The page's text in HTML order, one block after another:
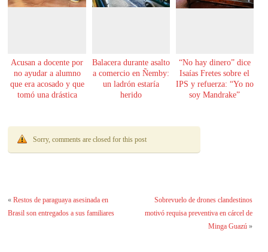
Acusan a docente por
no ayudar a alumno
que era acosado y que
tomó una drástica
Balacera durante asalto
a comercio en Ñemby:
un ladrón estaría
herido
“No hay dinero” dice
Isaías Fretes sobre el
IPS y refuerza: “Yo no
soy Mandrake”
Sorry, comments are closed for this post
«Restos de paraguaya asesinada en
Brasil son entregados a sus familiares
Sobrevuelo de drones clandestinos
motivó requisa preventiva en cárcel de
Minga Guazú»